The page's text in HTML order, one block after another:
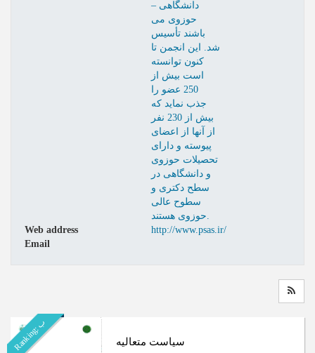
دانشگاهی –
حوزوی می
باشند تأسیس
شد. این انجمن تا
کنون توانسته
است بیش از
250 عضو را
جذب نماید که
بیش از 230 نفر
از آنها از اعضای
پیوسته و دارای
تحصیلات حوزوی
و دانشگاهی در
سطح دکتری و
سطوح عالی
حوزوی هستند.
Web address
http://www.psas.ir/
Email
R
a
n
k
i
n
g
:ب
سیاست متعالیه